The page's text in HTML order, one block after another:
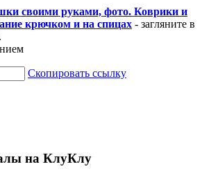
своими руками, фото. Коврики и
крючком и на спицах - загляните в
Скопировать ссылку
на КлуКлу